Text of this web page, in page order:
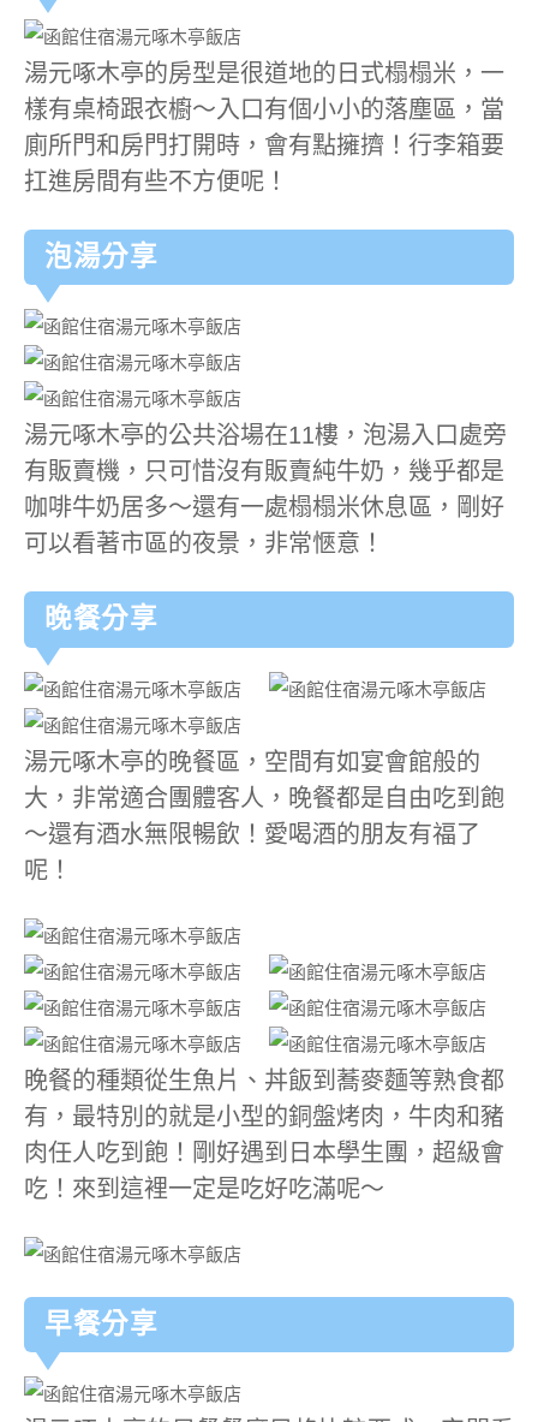
湯元啄木亭的房型是很道地的日式榻榻米，一
樣有桌椅跟衣櫥～入口有個小小的落塵區，當
廁所門和房門打開時，會有點擁擠！行李箱要
扛進房間有些不方便呢！
泡湯分享
湯元啄木亭的公共浴場在11樓，泡湯入口處旁
有販賣機，只可惜沒有販賣純牛奶，幾乎都是
咖啡牛奶居多～還有一處榻榻米休息區，剛好
可以看著市區的夜景，非常愜意！
晚餐分享
湯元啄木亭的晚餐區，空間有如宴會館般的
大，非常適合團體客人，晚餐都是自由吃到飽
～還有酒水無限暢飲！愛喝酒的朋友有福了
呢！
晚餐的種類從生魚片、丼飯到蕎麥麵等熟食都
有，最特別的就是小型的銅盤烤肉，牛肉和豬
肉任人吃到飽！剛好遇到日本學生團，超級會
吃！來到這裡一定是吃好吃滿呢～
早餐分享